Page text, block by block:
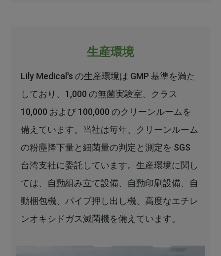
生産環境
Lily Medical's の生産環境は GMP 基準を満た
しており、1,000 の無菌実験室、クラス
10,000 および 100,000 のクリーンルームを
備えています。当社は毎年、クリーンルーム
の粉塵降下量と細菌量の判定と測定を SGS
台湾支社に委託しています。生産環境に関し
ては、自動組み立て設備、自動印刷設備、自
動梱包機、パイプ押し出し機、高度なエチレ
ンオキシドガス滅菌機を備えています。